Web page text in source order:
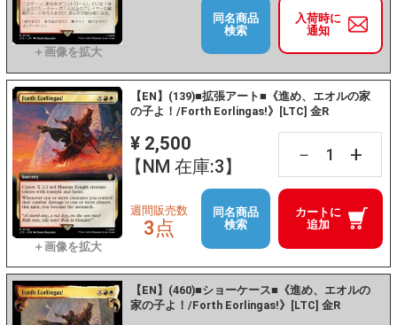
入荷時に
通知
同名商品
検索
【EN】(139)■拡張アート■《進め、エオルの家
の子よ！/Forth Eorlingas!》[LTC] 金R
¥ 2,500
【NM 在庫:3】
－ +
カートに
追加
週間販売数
3点
同名商品
検索
【EN】(460)■ショーケース■《進め、エオルの
家の子よ！/Forth Eorlingas!》[LTC] 金R